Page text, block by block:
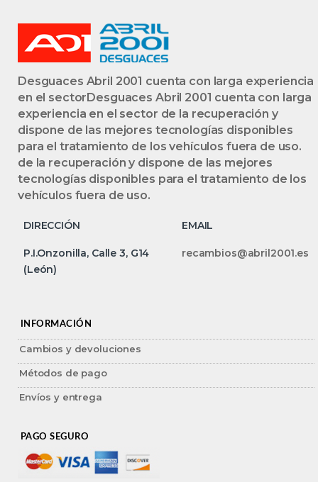
Desguaces Abril 2001 cuenta con larga experiencia
en el sectorDesguaces Abril 2001 cuenta con larga
experiencia en el sector de la recuperación y
dispone de las mejores tecnologías disponibles
para el tratamiento de los vehículos fuera de uso.
de la recuperación y dispone de las mejores
tecnologías disponibles para el tratamiento de los
vehículos fuera de uso.
DIRECCIÓN EMAIL
P.I.Onzonilla, Calle 3, G14
(León)
recambios@abril2001.es
INFORMACIÓN
Cambios y devoluciones
Métodos de pago
Envíos y entrega
PAGO SEGURO